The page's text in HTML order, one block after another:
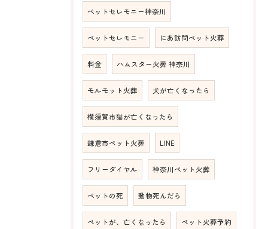
ペットセレモニー神奈川
ペットセレモニー にあ訪問ペット火葬
料金 ハムスター火葬 神奈川
モルモット火葬 犬が亡くなったら
横須賀市猫が亡くなったら
鎌倉市ペット火葬 LINE
フリーダイヤル 神奈川ペット火葬
ペットの死 動物死んだら
ペットが、亡くなったら ペット火葬予約